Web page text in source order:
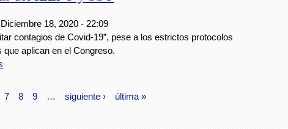
18, 2020 - 22:09
contagios de Covid-19”, pese a los estrictos protocolos
que aplican en el Congreso.
7 8 9 … siguiente › última »